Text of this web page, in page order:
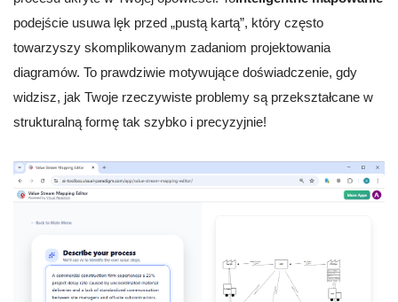
podejście usuwa lęk przed „pustą kartą”, który często
towarzyszy skomplikowanym zadaniom projektowania
diagramów. To prawdziwie motywujące doświadczenie, gdy
widzisz, jak Twoje rzeczywiste problemy są przekształcane w
strukturalną formę tak szybko i precyzyjnie!